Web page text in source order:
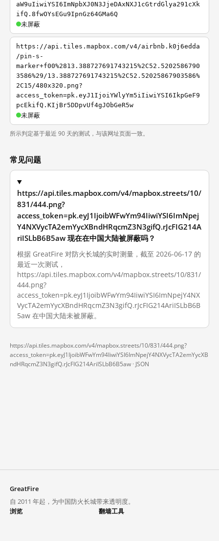
aW9uIiwiYSI6ImNpbXJ0N3JjeDAxNXJ1cGtrdGlya291cXk
ifQ.8fwOYsEGu9IpnGz64GMa6Q
未屏蔽
https://api.tiles.mapbox.com/v4/airbnb.k0j6edda
/pin-s-
marker+f00%2813.388727691743215%2C52.5202586790
3586%29/13.388727691743215%2C52.52025867903586%
2C15/480x320.png?
access_token=pk.eyJ1IjoiYWlyYm5iIiwiYSI6IkpGeF9
pcEkifQ.KIjBr5DDpvUf4gJObGeR5w
未屏蔽
所示判定基于最近 90 天的测试，与该网址页面一致。
常见问题
https://api.tiles.mapbox.com/v4/mapbox.streets/10/
831/444.png?
access_token=pk.eyJ1IjoibWFwYm94IiwiYSI6ImNpej
Y4NXVycTA2emYycXBndHRqcmZ3N3gifQ.rJcFIG214A
riISLbB6B5aw 现在在中国大陆被屏蔽吗？
根据 GreatFire 对防火长城的实时测量，截至 2026-06-17 的
最近一次测试，
https://api.tiles.mapbox.com/v4/mapbox.streets/10/831/
444.png?
access_token=pk.eyJ1IjoibWFwYm94IiwiYSI6ImNpejY4NX
VycTA2emYycXBndHRqcmZ3N3gifQ.rJcFIG214AriISLbB6B
5aw 在中国大陆未被屏蔽。
https://api.tiles.mapbox.com/v4/mapbox.streets/10/831/444.png?
access_token=pk.eyJ1IjoibWFwYm94IiwiYSI6ImNpejY4NXVycTA2emYycXB
ndHRqcmZ3N3gifQ.rJcFIG214AriISLbB6B5aw · JSON
GreatFire
自 2011 年起，为中国防火长城带来透明度。
浏览
翻墙工具